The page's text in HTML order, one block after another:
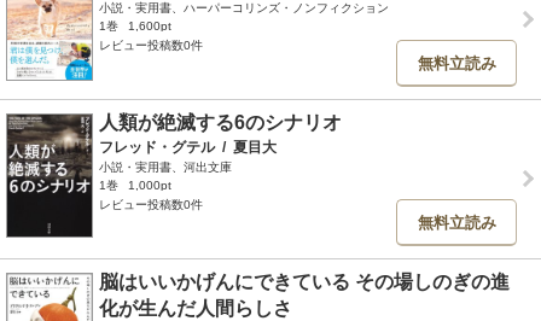
小説・実用書、ハーパーコリンズ・ノンフィクション
1巻
1,600pt
レビュー投稿数0件
無料立読み
人類が絶滅する6のシナリオ
フレッド・グテル / 夏目大
小説・実用書、河出文庫
1巻
1,000pt
レビュー投稿数0件
無料立読み
脳はいいかげんにできている その場しのぎの進
化が生んだ人間らしさ